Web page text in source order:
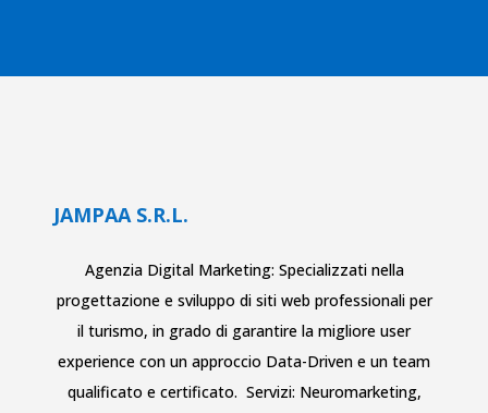
JAMPAA S.R.L.
Agenzia Digital Marketing: Specializzati nella
progettazione e sviluppo di siti web professionali per
il turismo, in grado di garantire la migliore user
experience con un approccio Data-Driven e un team
qualificato e certificato. Servizi: Neuromarketing,